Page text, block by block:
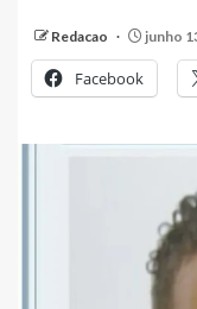
Redacao junho
Facebook